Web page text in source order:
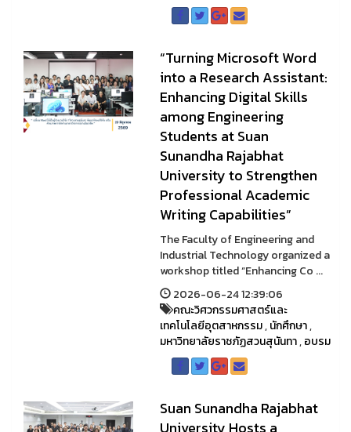
“Turning Microsoft Word
into a Research Assistant:
Enhancing Digital Skills
among Engineering
Students at Suan
Sunandha Rajabhat
University to Strengthen
Professional Academic
Writing Capabilities”
The Faculty of Engineering and
Industrial Technology organized a
workshop titled “Enhancing Co ...
2026-06-24 12:39:06
คณะวิศวกรรมศาสตร์และ
เทคโนโลยีอุตสาหกรรม,นักศึกษา,
มหาวิทยาลัยราชภัฏสวนสุนันทา,อบรม
Suan Sunandha Rajabhat
University Hosts a